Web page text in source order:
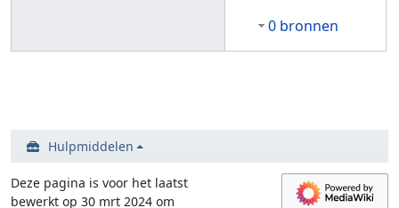
0 bronnen
Hulpmiddelen
Deze pagina is voor het laatst
bewerkt op 30 mrt 2024 om